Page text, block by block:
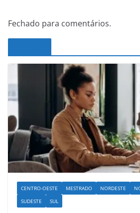
Fechado para comentários.
CENTRO-OESTE MESTRADO NORDESTE
SUDESTE
SUL